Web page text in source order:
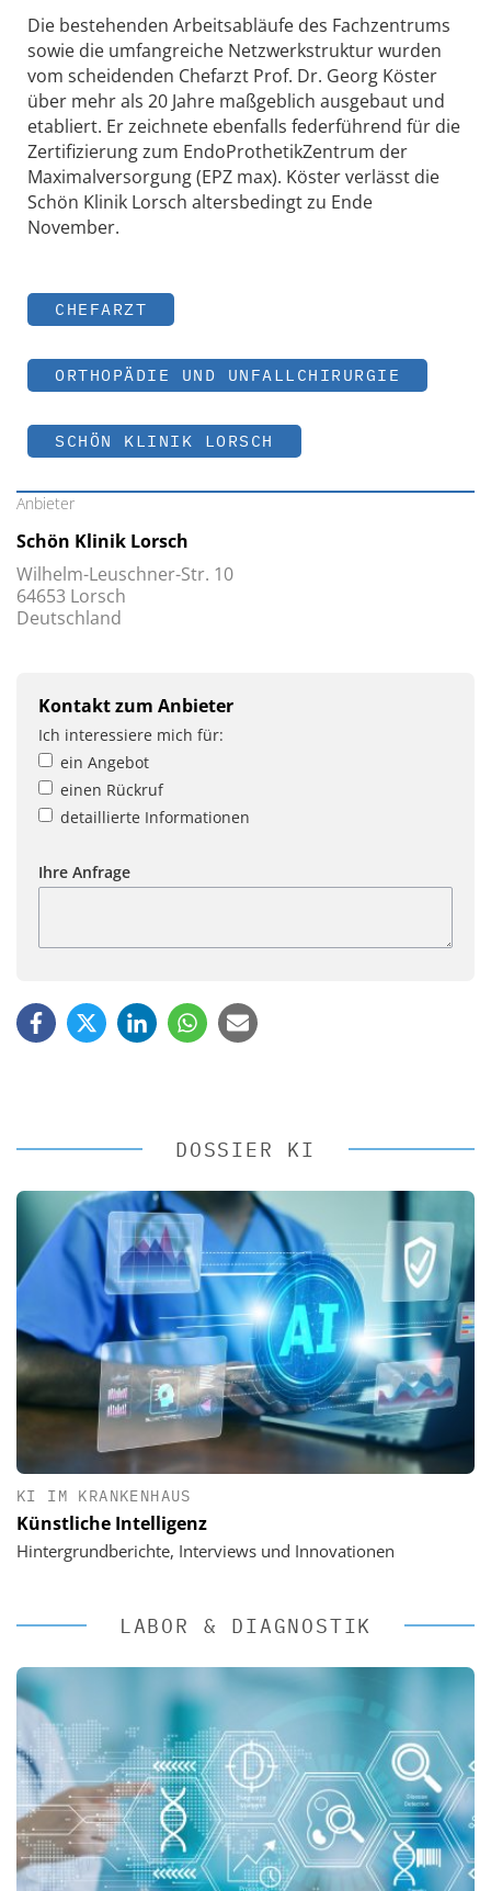
Die bestehenden Arbeitsabläufe des Fachzentrums
sowie die umfangreiche Netzwerkstruktur wurden
vom scheidenden Chefarzt Prof. Dr. Georg Köster
über mehr als 20 Jahre maßgeblich ausgebaut und
etabliert. Er zeichnete ebenfalls federführend für die
Zertifizierung zum EndoProthetikZentrum der
Maximalversorgung (EPZ max). Köster verlässt die
Schön Klinik Lorsch altersbedingt zu Ende
November.
CHEFARZT
ORTHOPÄDIE UND UNFALLCHIRURGIE
SCHÖN KLINIK LORSCH
Anbieter
Schön Klinik Lorsch
Wilhelm-Leuschner-Str. 10
64653 Lorsch
Deutschland
Kontakt zum Anbieter
Ich interessiere mich für:
ein Angebot
einen Rückruf
detaillierte Informationen
Ihre Anfrage
DOSSIER KI
KI IM KRANKENHAUS
Künstliche Intelligenz
Hintergrundberichte, Interviews und Innovationen
LABOR & DIAGNOSTIK